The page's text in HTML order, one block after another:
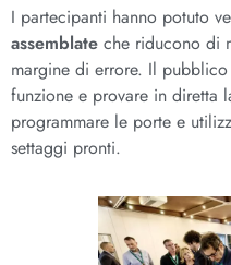
I partecipanti hanno potuto
assemblate che riducono di
margine di errore. Il
funzione e provare in diretta
programmare le porte e
settaggi pronti.